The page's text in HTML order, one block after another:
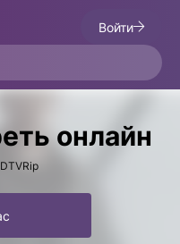
Войти
онлайн